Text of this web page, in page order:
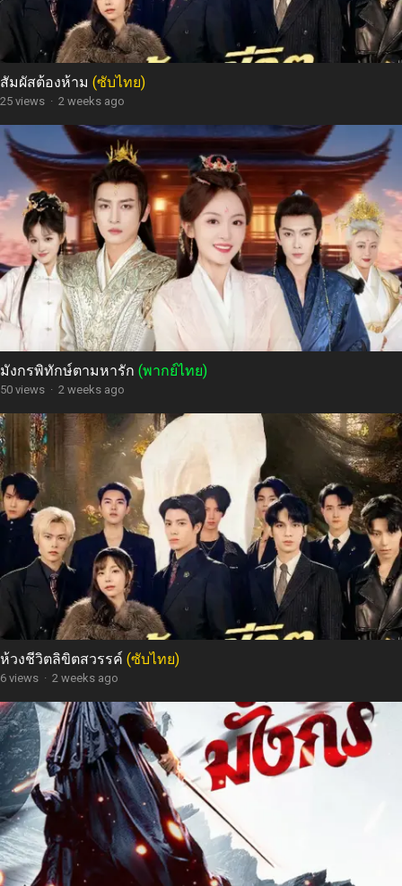
สัมผัสต้องห้าม (ซับไทย)
25 views · 2 weeks ago
มังกรพิทักษ์ตามหารัก (พากย์ไทย)
50 views · 2 weeks ago
ห้วงชีวิตลิขิตสวรรค์ (ซับไทย)
6 views · 2 weeks ago